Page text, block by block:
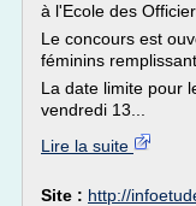
à l'Ecole des
Le concours est
féminins
La date limite pour
vendredi 13...
Lire la suite
Site : http://